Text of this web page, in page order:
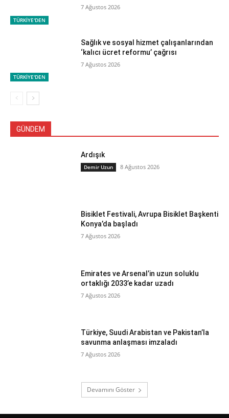
TÜRKİYE'DEN
7 Ağustos 2026
TÜRKİYE'DEN
Sağlık ve sosyal hizmet çalışanlarından
‘kalıcı ücret reformu’ çağrısı
7 Ağustos 2026
GÜNDEM
Ardışık
Demir Uzun 8 Ağustos 2026
Bisiklet Festivali, Avrupa Bisiklet Başkenti
Konya’da başladı
7 Ağustos 2026
Emirates ve Arsenal’in uzun soluklu
ortaklığı 2033’e kadar uzadı
7 Ağustos 2026
Türkiye, Suudi Arabistan ve Pakistan’la
savunma anlaşması imzaladı
7 Ağustos 2026
Devamını Göster